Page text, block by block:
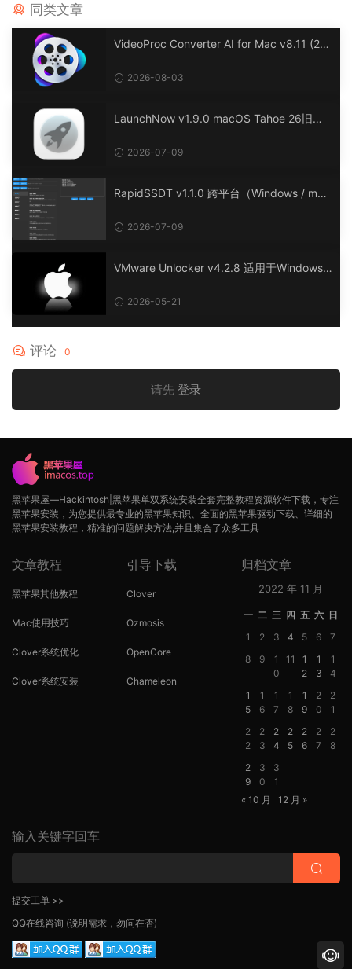
同类文章
VideoProc Converter AI for Mac v8.11 (20
2026-08-03
LaunchNow v1.9.0 macOS Tahoe 26旧版
2026-07-09
RapidSSDT v1.1.0 跨平台（Windows / mac
境下SSDT的生成与定制。
2026-07-09
VMware Unlocker v4.2.8 适用于Windows/
2026-05-21
评论 0
请先 登录
黑苹果屋—Hackintosh|黑苹果单双系统安装全套完整教程资源软件下载，专注
黑苹果安装，为您提供最专业的黑苹果知识、全面的黑苹果驱动下载、详细的
黑苹果安装教程，精准的问题解决方法,并且集合了众多工具
文章教程
黑苹果其他教程
Mac使用技巧
Clover系统优化
Clover系统安装
引导下载
Clover
Ozmosis
OpenCore
Chameleon
归档文章
2022 年 11 月
一 二 三 四 五 六 日
1
2 3 4 5 6
7
8
9
1
0
11
1
2
1
3
1
4
1
5
1
6
1
7
1
8
1
9
2
0
2
1
2
2
2
3
2
4
2
5
2
6
2
7
2
8
2
9
3
0
3
1
« 10 月
12 月 »
输入关键字回车
提交工单 >>
QQ在线咨询 (说明需求，勿问在否)